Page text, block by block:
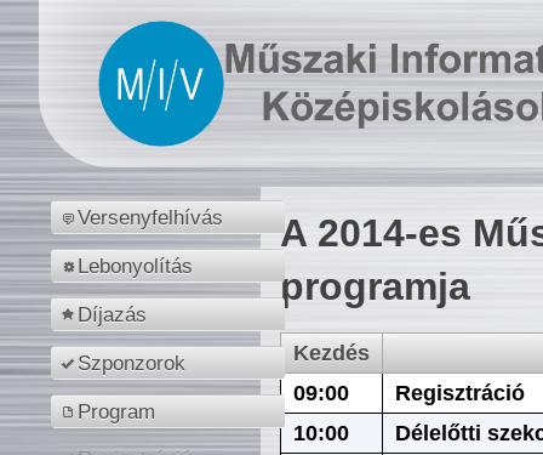
Versenyfelhívás
Lebonyolítás
Díjazás
Szponzorok
Program
A 2014-es
programja
Kezdés
09:00
Regisztráció
10:00
Délelőtti